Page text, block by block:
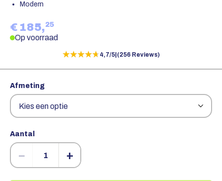
Modern
€ 185,25
Op voorraad
★★★★★
★★★★★4,7/5 (256 Reviews)
Afmeting
Aantal
− +